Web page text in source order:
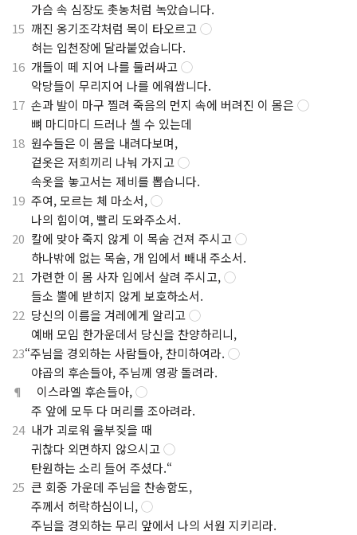
가슴 속 심장도 촛농처럼 녹았습니다.
15 깨진 옹기조각처럼 목이 타오르고◯
혀는 입천장에 달라붙었습니다.
16 개들이 떼 지어 나를 둘러싸고◯
악당들이 무리지어 나를 에워쌉니다.
17 손과 발이 마구 찔려 죽음의 먼지 속에 버려진 이 몸은 ◯
뼈 마디마디 드러나 셀 수 있는데
18 원수들은 이 몸을 내려다보며,
겉옷은 저희끼리 나눠 가지고◯
속옷을 놓고서는 제비를 뽑습니다.
19 주여, 모르는 체 마소서,◯
나의 힘이여, 빨리 도와주소서.
20 칼에 맞아 죽지 않게 이 목숨 건져 주시고◯
하나밖에 없는 목숨, 개 입에서 빼내 주소서.
21 가련한 이 몸 사자 입에서 살려 주시고,◯
들소 뿔에 받히지 않게 보호하소서.
22 당신의 이름을 겨레에게 알리고◯
예배 모임 한가운데서 당신을 찬양하리니,
23“주님을 경외하는 사람들아, 찬미하여라. ◯
야곱의 후손들아, 주님께 영광 돌려라.
¶
이스라엘 후손들아,◯
주 앞에 모두 다 머리를 조아려라.
24내가 괴로워 울부짖을 때
귀찮다 외면하지 않으시고◯
탄원하는 소리 들어 주셨다.“
25 큰 회중 가운데 주님을 찬송함도,
주께서 허락하심이니,◯
주님을 경외하는 무리 앞에서 나의 서원 지키리라.